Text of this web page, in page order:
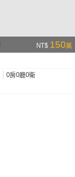
NT$ 150萬
0房0廳0衛